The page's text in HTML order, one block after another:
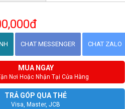
CHAT MESSENGER CHAT ZALO
MUA NGAY
Nơi Hoặc Nhận Tại Cửa Hàng
TRẢ GÓP QUA THẺ
Visa, Master, JCB